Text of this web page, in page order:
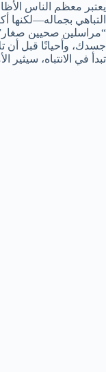
يعتبر معظم الناس
التباهي بجماله—لكنها
“مراسلين صحيين
جسدك، وأحيانًا قبل
تبدأ في الانتباه، سيثير